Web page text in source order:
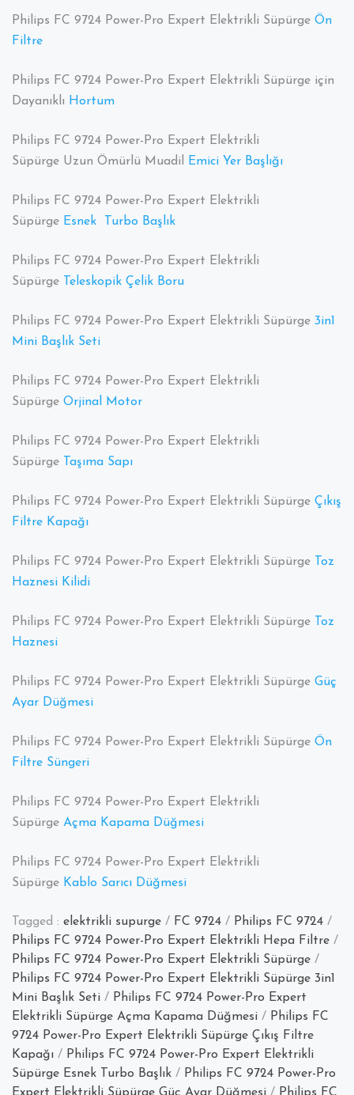
Philips FC 9724 Power-Pro Expert Elektrikli Süpürge Ön
Filtre
Philips FC 9724 Power-Pro Expert Elektrikli Süpürge için
Dayanıklı Hortum
Philips FC 9724 Power-Pro Expert Elektrikli
Süpürge Uzun Ömürlü Muadil Emici Yer Başlığı
Philips FC 9724 Power-Pro Expert Elektrikli
Süpürge Esnek Turbo Başlık
Philips FC 9724 Power-Pro Expert Elektrikli
Süpürge Teleskopik Çelik Boru
Philips FC 9724 Power-Pro Expert Elektrikli Süpürge 3in1
Mini Başlık Seti
Philips FC 9724 Power-Pro Expert Elektrikli
Süpürge Orjinal Motor
Philips FC 9724 Power-Pro Expert Elektrikli
Süpürge Taşıma Sapı
Philips FC 9724 Power-Pro Expert Elektrikli Süpürge Çıkış
Filtre Kapağı
Philips FC 9724 Power-Pro Expert Elektrikli Süpürge Toz
Haznesi Kilidi
Philips FC 9724 Power-Pro Expert Elektrikli Süpürge Toz
Haznesi
Philips FC 9724 Power-Pro Expert Elektrikli Süpürge Güç
Ayar Düğmesi
Philips FC 9724 Power-Pro Expert Elektrikli Süpürge Ön
Filtre Süngeri
Philips FC 9724 Power-Pro Expert Elektrikli
Süpürge Açma Kapama Düğmesi
Philips FC 9724 Power-Pro Expert Elektrikli
Süpürge Kablo Sarıcı Düğmesi
Tagged : elektrikli supurge / FC 9724 / Philips FC 9724 /
Philips FC 9724 Power-Pro Expert Elektrikli Hepa Filtre /
Philips FC 9724 Power-Pro Expert Elektrikli Süpürge /
Philips FC 9724 Power-Pro Expert Elektrikli Süpürge 3in1
Mini Başlık Seti / Philips FC 9724 Power-Pro Expert
Elektrikli Süpürge Açma Kapama Düğmesi / Philips FC
9724 Power-Pro Expert Elektrikli Süpürge Çıkış Filtre
Kapağı / Philips FC 9724 Power-Pro Expert Elektrikli
Süpürge Esnek Turbo Başlık / Philips FC 9724 Power-Pro